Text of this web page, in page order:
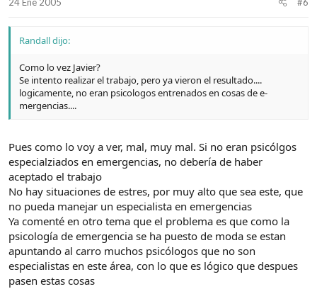
Randall dijo:
Como lo vez Javier?
Se intento realizar el trabajo, pero ya vieron el resultado....
logicamente, no eran psicologos entrenados en cosas de e-
mergencias....
Pues como lo voy a ver, mal, muy mal. Si no eran psicólgos
especialziados en emergencias, no debería de haber
aceptado el trabajo
No hay situaciones de estres, por muy alto que sea este, que
no pueda manejar un especialista en emergencias
Ya comenté en otro tema que el problema es que como la
psicología de emergencia se ha puesto de moda se estan
apuntando al carro muchos psicólogos que no son
especialistas en este área, con lo que es lógico que despues
pasen estas cosas